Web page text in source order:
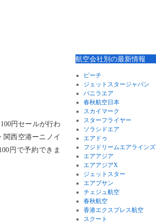
円セールが行わ
関西空港ーニノイ
円で予約できま
航空会社別の最新情報
ピーチ
ジェットスタージャパン
バニラエア
春秋航空日本
スカイマーク
スターフライヤー
ソラシドエア
エアドゥ
フジドリームエアラインズ
エアアジア
エアアジアX
ジェットスター
エアプサン
チェジュ航空
春秋航空
香港エクスプレス航空
スクート